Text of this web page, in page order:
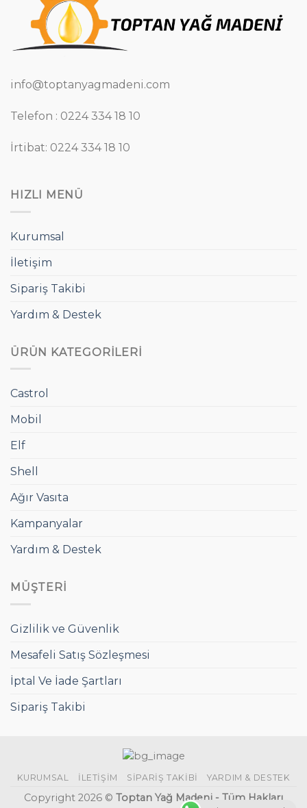
info@toptanyagmadeni.com
Telefon : 0224 334 18 10
İrtibat: 0224 334 18 10
HIZLI MENÜ
Kurumsal
İletişim
Sipariş Takibi
Yardım & Destek
ÜRÜN KATEGORILERI
Castrol
Mobil
Elf
Shell
Ağır Vasıta
Kampanyalar
Yardım & Destek
MÜŞTERI
Gizlilik ve Güvenlik
Mesafeli Satış Sözleşmesi
İptal Ve İade Şartları
Sipariş Takibi
KURUMSAL İLETIŞIM SIPARIŞ TAKIBI YARDIM & DESTEK
Copyright 2026 © Toptan Yağ Madeni - Tüm Hakları